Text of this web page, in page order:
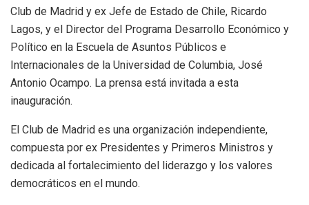
Club de Madrid y ex Jefe de Estado de Chile, Ricardo
Lagos, y el Director del Programa Desarrollo Económico y
Político en la Escuela de Asuntos Públicos e
Internacionales de la Universidad de Columbia, José
Antonio Ocampo. La prensa está invitada a esta
inauguración.
El Club de Madrid es una organización independiente,
compuesta por ex Presidentes y Primeros Ministros y
dedicada al fortalecimiento del liderazgo y los valores
democráticos en el mundo.